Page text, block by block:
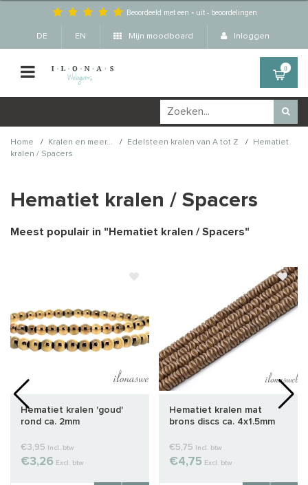
Beoordeeld met een - uit -beoordelingen
DE EN Mijn moodboard Inloggen
0
Home / Kralen en meer... / Edelsteen kralen van A tot Z /
Hematiet
kralen / Spacers
Hematiet kralen / Spacers
Meest populair in " Hematiet kralen / Spacers"
Hematiet kralen 'goud'
rond ca. 2mm
€3,95 Incl. btw
€3,26 Excl. btw
Hematiet kralen mat
brons discs ca. 4x1.5mm
€5,75 Incl. btw
€4,75 Excl. btw